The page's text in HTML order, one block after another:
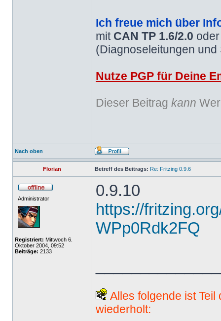
Ich freue mich über
mit CAN TP 1.6/2.0
(Diagnoseleitungen
Nutze PGP für Deine
Dieser Beitrag kann
Nach oben
Florian Betreff des Beitrags: Re: Fritzing 0.9.6
Administrator
Registriert: Mittwoch 6.
Oktober 2004, 09:52
Beiträge: 2133
0.9.10
https://
WPp0Rdk2FQ
Alles folgende ist
wiederholt: